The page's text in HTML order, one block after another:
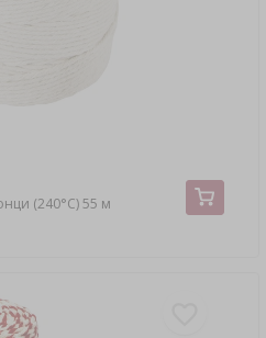
(240°C) 55 м